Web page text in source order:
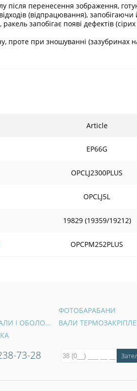
перенесення зображення,
(відпрацювання),
запобігає появі дефектів
проте при зношуванні
Article
EP66G
OPCLJ2300PLUS
OPCLJ5L
19829 (19359/19212)
OPCPM252PLUS
ФОТОБАРАБАНИ
МАГНІТНІ ВАЛИ І ОБОЛОНКИ
ВАЛИ
73-28